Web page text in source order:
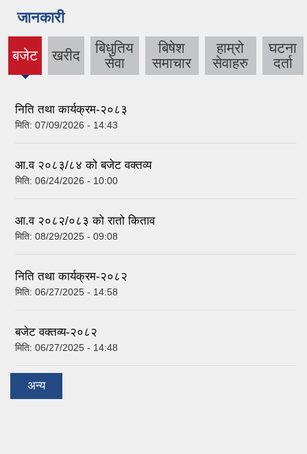
जानकारी
बजेट
(active
tab)
खरीद
बिधुतिय
सेवा
बिषेश
समाचार
हाम्रो
सेवाहरु
घटना
दर्ता
निति तथा कार्यक्रम-२०८३
मिति: 07/09/2026 - 14:43
आ.व २०८३/८४ को बजेट वक्तव्य
मिति: 06/24/2026 - 10:00
आ.व २०८२/०८३ को रातो किताव
मिति: 08/29/2025 - 09:08
निति तथा कार्यक्रम-२०८२
मिति: 06/27/2025 - 14:58
बजेट वक्तव्य-२०८२
मिति: 06/27/2025 - 14:48
अन्य